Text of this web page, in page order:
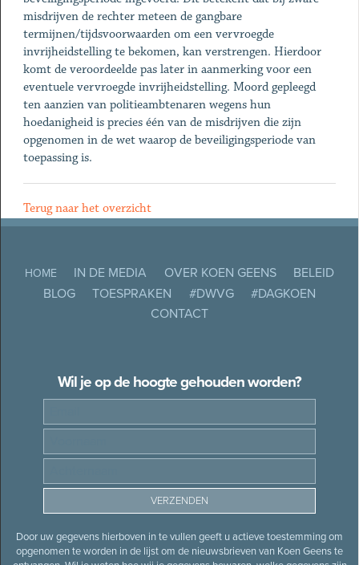
misdrijven de rechter meteen de gangbare
termijnen/tijdsvoorwaarden om een vervroegde
invrijheidstelling te bekomen, kan verstrengen. Hierdoor
komt de veroordeelde pas later in aanmerking voor een
eventuele vervroegde invrijheidstelling. Moord gepleegd
ten aanzien van politieambtenaren wegens hun
hoedanigheid is precies één van de misdrijven die zijn
opgenomen in de wet waarop de beveiligingsperiode van
toepassing is.
Terug naar het overzicht
HOME IN DE MEDIA OVER KOEN GEENS
BELEID
BLOG
TOESPRAKEN #DWVG
#DAGKOEN
CONTACT
Wil je op de hoogte gehouden worden?
Door uw gegevens hierboven in te vullen geeft u actieve toestemming om
opgenomen te worden in de lijst om de nieuwsbrieven van Koen Geens te